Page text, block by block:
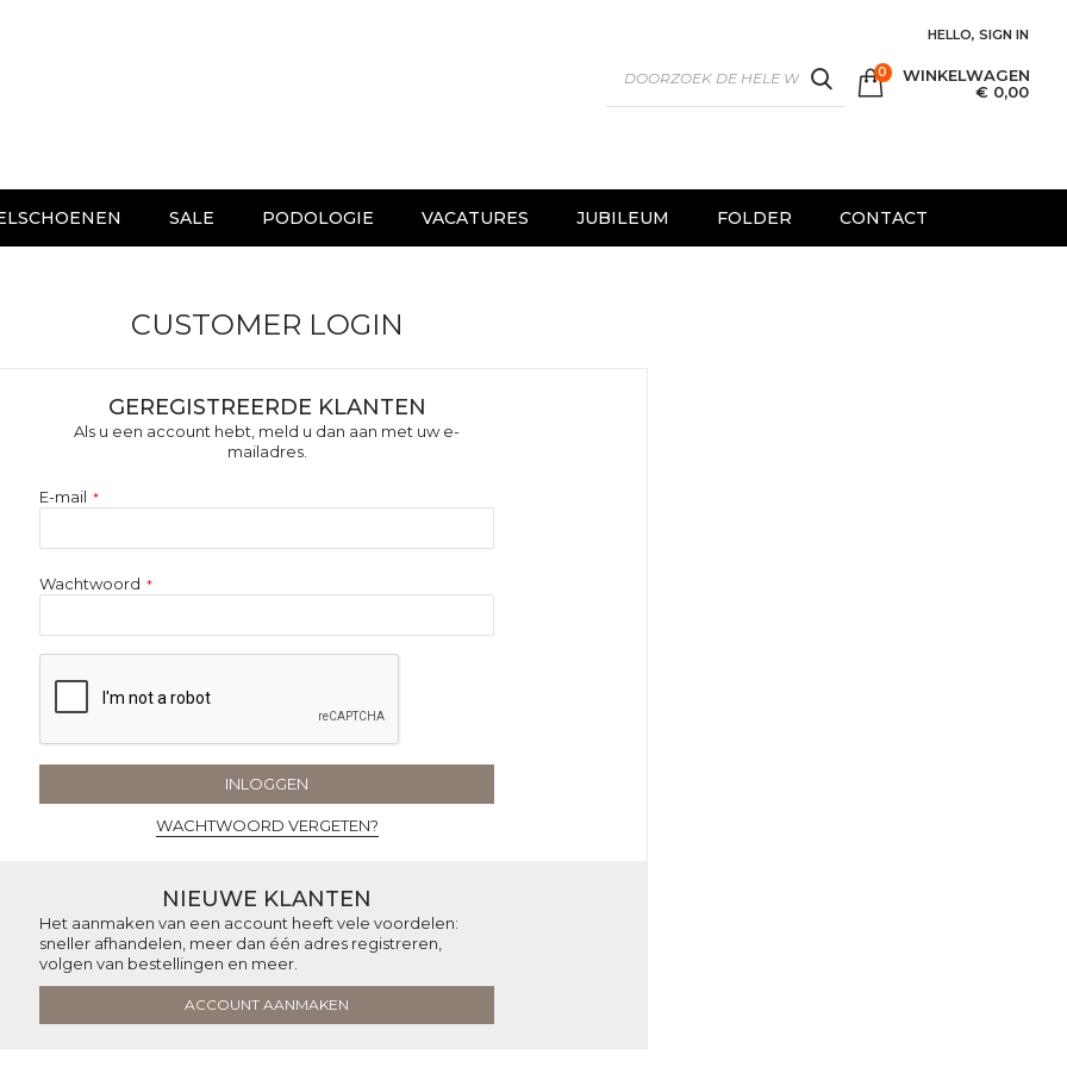
HELLO, SIGN IN
SEARCH WINKELWAGEN
€ 0,00
0
SALE PODOLOGIE VACATURES JUBILEUM FOLDER CONTACT
CUSTOMER LOGIN
GEREGISTREERDE KLANTEN
Als u een account hebt, meld u dan aan met uw e-
mailadres.
E-mail
Wachtwoord
INLOGGEN
WACHTWOORD VERGETEN?
NIEUWE KLANTEN
Het aanmaken van een account heeft vele voordelen:
sneller afhandelen, meer dan één adres registreren,
volgen van bestellingen en meer.
ACCOUNT AANMAKEN